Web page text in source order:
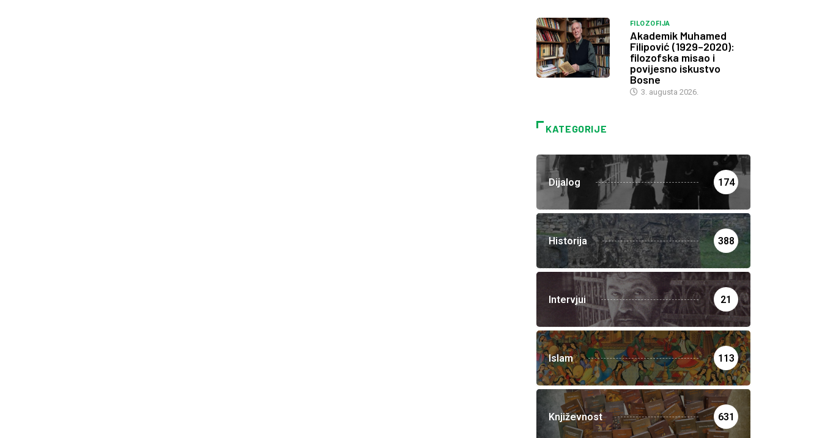
FILOZOFIJA
Akademik Muhamed
Filipović (1929–2020):
filozofska misao i
povijesno iskustvo
Bosne
3. augusta 2026.
KATEGORIJE
Dijalog 174
Historija 388
Intervjui 21
Islam 113
Književnost 631